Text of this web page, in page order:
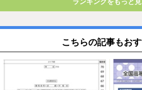
こちらの記事もお